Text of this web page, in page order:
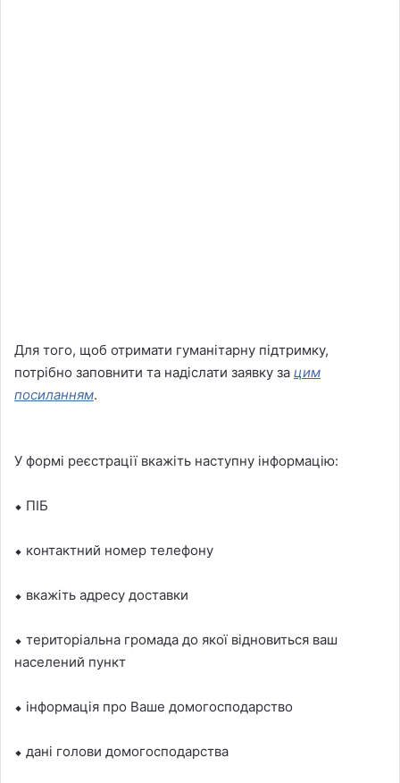
Для того, щоб отримати гуманітарну підтримку,
потрібно заповнити та надіслати заявку за цим
посиланням.
У формі реєстрації вкажіть наступну інформацію:
⬥ ПІБ
⬥ контактний номер телефону
⬥ вкажіть адресу доставки
⬥ територіальна громада до якої відновиться ваш
населений пункт
⬥ інформація про Ваше домогосподарство
⬥ дані голови домогосподарства